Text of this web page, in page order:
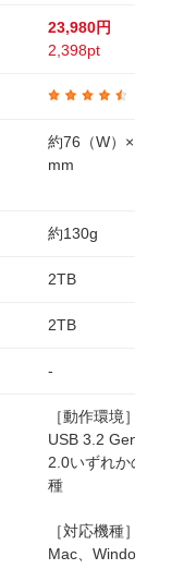
23,980円
2,398pt
約76（W）× 8.6（H
mm
約130g
2TB
2TB
-
［動作環境］
USB 3.2 Gen 1（
2.0いずれかのポー
種
［対応機種］
Mac、Windowsパソ